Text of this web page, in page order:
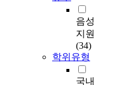
음성
지원
(34)
학위유형
국내